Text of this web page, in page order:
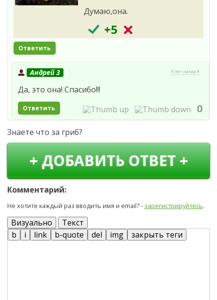
Думаю,она.
+5
Ответить
Андрей 3 9 лет назад #
Да, это она! Спасибо!!!
Ответить 0
Знаете что за гриб?
+ ДОБАВИТЬ ОТВЕТ +
Комментарий:
Не хотите каждый раз вводить имя и email? - зарегистрируйтесь.
Визуально Текст